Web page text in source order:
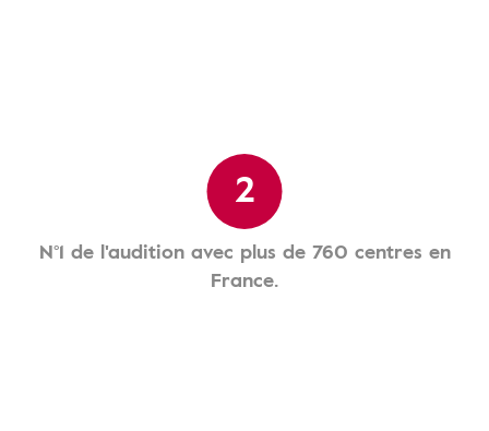
2
N°1 de l'audition avec plus de 760 centres en
France.